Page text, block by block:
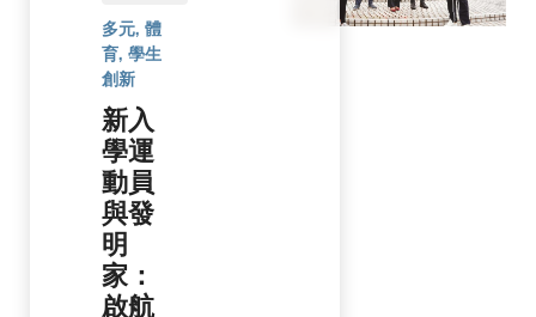
多元, 體
育, 學生
創新
新入
學運
動員
與發
明
家：
啟航